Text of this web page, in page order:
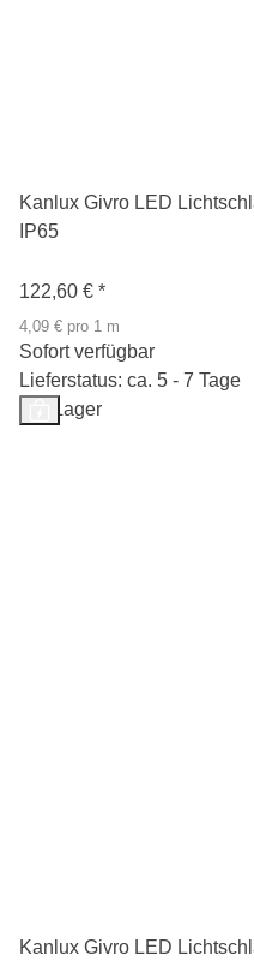
Kanlux Givro LED
IP65
122,60 € *
4,09 € pro 1 m
Sofort verfügbar
Lieferstatus: ca. 5 - 7 Tage
Auf Lager
Kanlux Givro LED